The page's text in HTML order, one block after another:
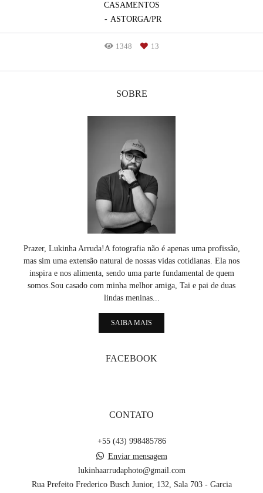
CASAMENTOS
ASTORGA/PR
1348 13
SOBRE
Prazer, Lukinha Arruda!A fotografia não é apenas uma profissão,
mas sim uma extensão natural de nossas vidas cotidianas. Ela nos
inspira e nos alimenta, sendo uma parte fundamental de quem
somos.Sou casado com minha melhor amiga, Tai e pai de duas
lindas meninas...
SAIBA MAIS
FACEBOOK
CONTATO
+55 (43) 998485786
Enviar mensagem
lukinhaarrudaphoto@gmail.com
Rua Prefeito Frederico Busch Junior, 132, Sala 703 - Garcia